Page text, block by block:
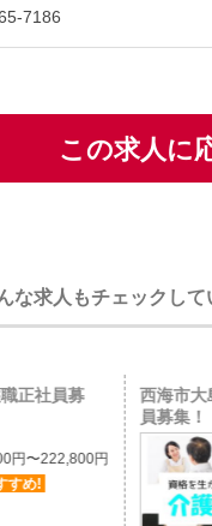
7186
この求人に
な求人もチェックして
正社員募
円〜222,800円
すめ!
西海市大
員募集